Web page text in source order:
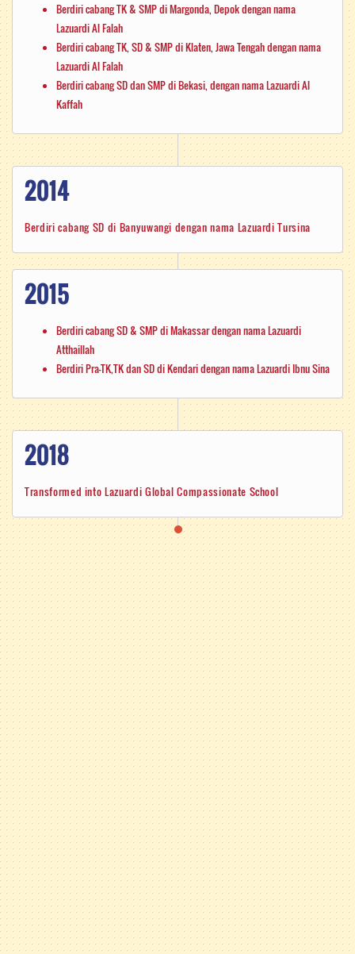
Berdiri cabang TK & SMP di Margonda, Depok dengan nama
Lazuardi Al Falah
Berdiri cabang TK, SD & SMP di Klaten, Jawa Tengah dengan nama
Lazuardi Al Falah
Berdiri cabang SD dan SMP di Bekasi, dengan nama Lazuardi Al
Kaffah
2014
Berdiri cabang SD di Banyuwangi dengan nama Lazuardi Tursina
2015
Berdiri cabang SD & SMP di Makassar dengan nama Lazuardi
Atthaillah
Berdiri Pra-TK,TK dan SD di Kendari dengan nama Lazuardi Ibnu Sina
2018
Transformed into Lazuardi Global Compassionate School